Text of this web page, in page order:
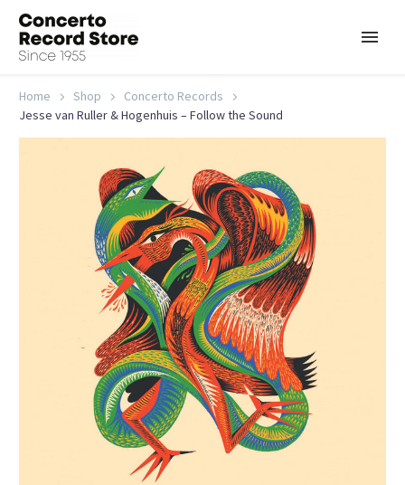
Home Shop
Concerto Records
Jesse van Ruller & Hogenhuis – Follow the Sound